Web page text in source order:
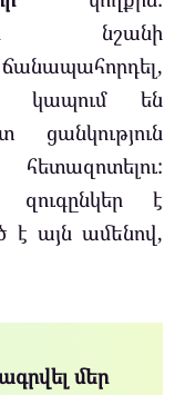
նշանի
ճանապահորդել,
կապում են
ցանկություն
զուգընկեր է
է այն ամենով,
մեր